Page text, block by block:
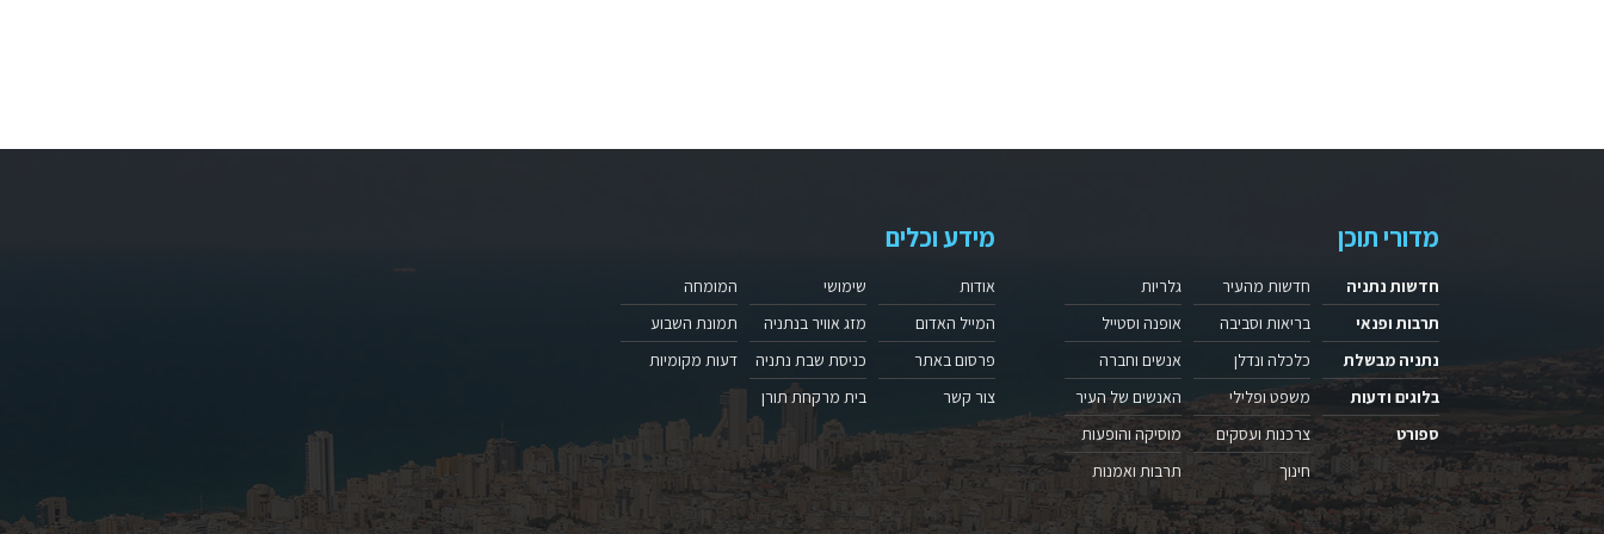
מדורי תוכן
חדשות נתניה
תרבות ופנאי
נתניה מבשלת
בלוגים ודעות
ספורט
חדשות מהעיר
בריאות וסביבה
כלכלה ונדלן
משפט ופלילי
צרכנות ועסקים
חינוך
גלריות
אופנה וסטייל
אנשים וחברה
האנשים של העיר
מוסיקה והופעות
תרבות ואמנות
מידע וכלים
אודות
המייל האדום
פרסום באתר
צור קשר
שימושי
מזג אוויר בנתניה
כניסת שבת נתניה
בית מרקחת תורן
המומחה
תמונת השבוע
דעות מקומיות